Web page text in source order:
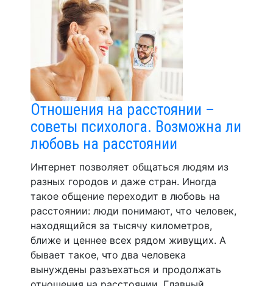
Отношения на расстоянии –
советы психолога. Возможна ли
любовь на расстоянии
Интернет позволяет общаться людям из
разных городов и даже стран. Иногда
такое общение переходит в любовь на
расстоянии: люди понимают, что человек,
находящийся за тысячу километров,
ближе и ценнее всех рядом живущих. А
бывает такое, что два человека
вынуждены разъехаться и продолжать